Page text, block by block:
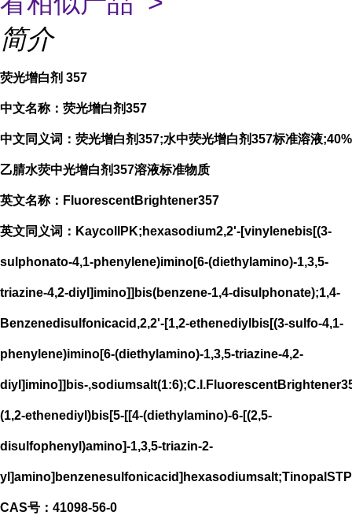
简介
荧光增白剂 357
中文名称：荧光增白剂357
中文同义词：荧光增白剂357;水中荧光增白剂357标准溶液;40%
乙腈水荧中光增白剂357溶液标准物质
英文名称：FluorescentBrightener357
英文同义词：KaycollPK;hexasodium2,2'-[vinylenebis[(3-
sulphonato-4,1-phenylene)imino[6-(diethylamino)-1,3,5-
triazine-4,2-diyl]imino]]bis(benzene-1,4-disulphonate);1,4-
Benzenedisulfonicacid,2,2'-[1,2-ethenediylbis[(3-sulfo-4,1-
phenylene)imino[6-(diethylamino)-1,3,5-triazine-4,2-
diyl]imino]]bis-
(1,2-ethenediyl)bis[5-[[4-(diethylamino)-6-[(2,5-
disulfophenyl)amino]-1,3,5-triazin-2-
CAS号：41098-56-0